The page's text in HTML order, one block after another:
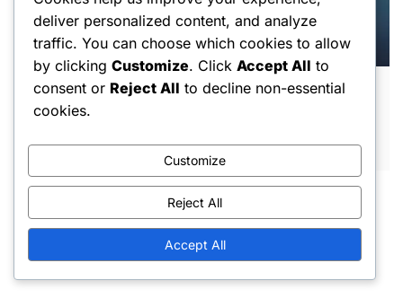
Gratis mynt: Stapelbara bonusar,
Användningstips, Evenemangsintegration
MAR 5, 2026
deliver personalized content, and analyze
traffic. You can choose which cookies to allow
by clicking Customize. Click Accept All to
consent or Reject All to decline non-essential
cookies.
Customize
Reject All
Accept All